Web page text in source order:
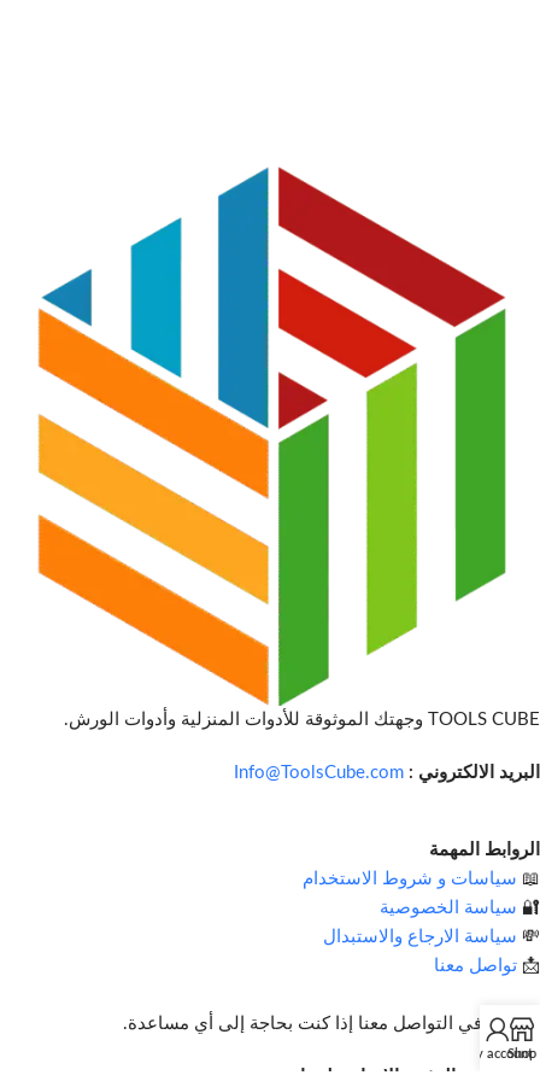
TOOLS CUBE وجهتك الموثوقة للأدوات المنزلية وأدوات الورش.
البريد الالكتروني : Info@ToolsCube.com
الروابط المهمة
📖 سياسات و شروط الاستخدام
🔐 سياسة الخصوصية
💸 سياسة الارجاع والاستبدال
📩 تواصل معنا
لا تتردد في التواصل معنا إذا كنت بحاجة إلى أي مساعدة.
اشترك في النشرة الإخبارية لدينا
Shop
My account